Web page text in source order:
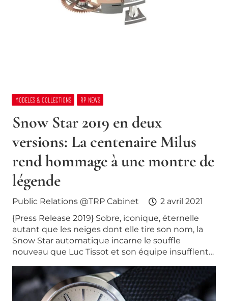
MODELES & COLLECTIONS RP NEWS
Snow Star 2019 en deux
versions: La centenaire Milus
rend hommage à une montre de
légende
Public Relations @TRP Cabinet
2 avril 2021
{Press Release 2019} Sobre, iconique, éternelle
autant que les neiges dont elle tire son nom, la
Snow Star automatique incarne le souffle
nouveau que Luc Tissot et son équipe insufflent…